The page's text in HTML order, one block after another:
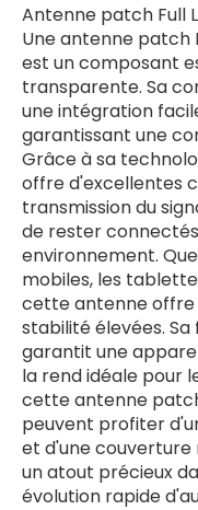
Antenne patch Full
Une antenne patch
est un composant
transparente. Sa
une intégration
garantissant une
Grâce à sa
offre d'excellentes
transmission du
de rester
environnement.
mobiles, les
cette antenne
stabilité élevées.
garantit une
la rend idéale pour
cette antenne
peuvent profiter
et d'une couverture
un atout précieux
évolution rapide